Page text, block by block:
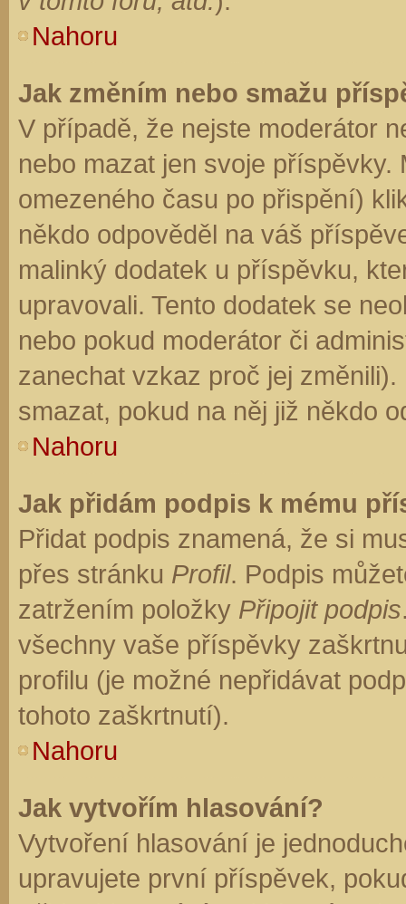
Nahoru
Jak změním nebo smažu
V případě, že nejste moderátor
nebo mazat jen svoje
omezeného času po přispění)
někdo odpověděl na váš
malinký dodatek u příspěvku,
upravovali. Tento dodatek se
nebo pokud moderátor či
zanechat vzkaz proč jej
smazat, pokud na něj již někdo
Nahoru
Jak přidám podpis k mému
Přidat podpis znamená, že si
přes stránku Profil. Podpis
zatržením položky Připojit podpis
všechny vaše příspěvky
profilu (je možné nepřidávat
tohoto zaškrtnutí).
Nahoru
Jak vytvořím hlasování?
Vytvoření hlasování je
upravujete první příspěvek,